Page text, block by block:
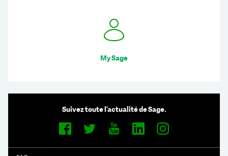
My Sage
Suivez toute l’actualité de Sage.